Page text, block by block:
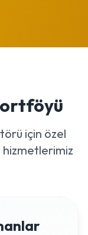
için özel
hizmetlerimiz